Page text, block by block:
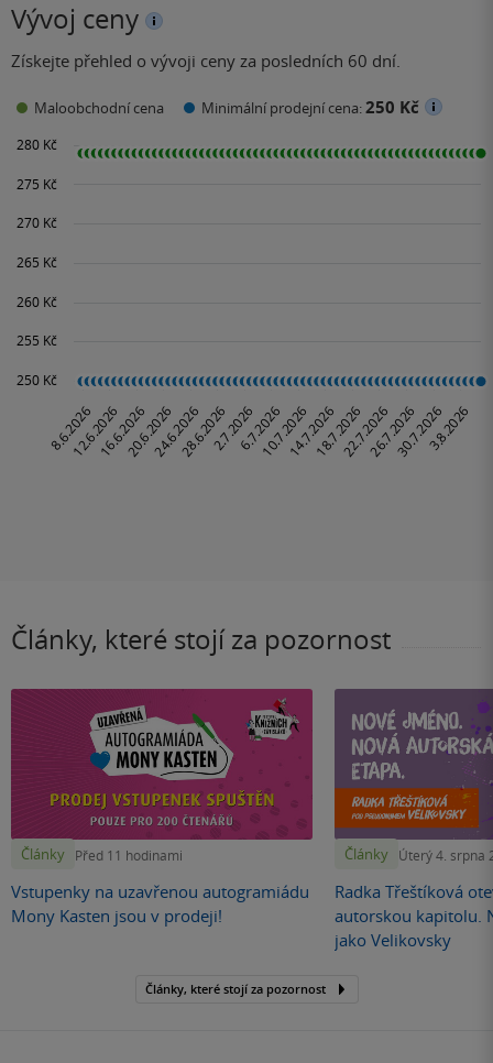
Vývoj ceny
Získejte přehled o vývoji ceny za posledních 60 dní.
Maloobchodní cena Minimální prodejní cena:250 Kč
Články, které stojí za pozornost
Články Před 11 hodinami
Vstupenky na uzavřenou autogramiádu
Mony Kasten jsou v prodeji!
Články Úterý 4. srpna
Radka Třeštíková
autorskou kapitolu.
jako Velikovsky
Články, které stojí za pozornost